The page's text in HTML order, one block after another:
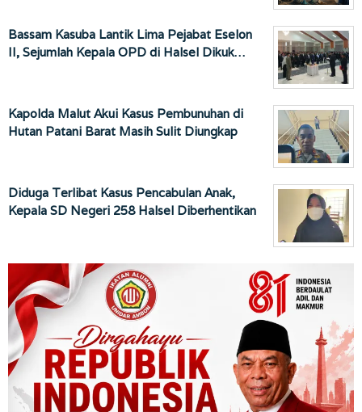
Bassam Kasuba Lantik Lima Pejabat Eselon
II, Sejumlah Kepala OPD di Halsel Dikuk…
Kapolda Malut Akui Kasus Pembunuhan di
Hutan Patani Barat Masih Sulit Diungkap
Diduga Terlibat Kasus Pencabulan Anak,
Kepala SD Negeri 258 Halsel Diberhentikan